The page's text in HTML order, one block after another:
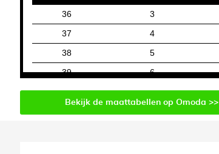
36 3
37 4
38 5
39 6
40 7
Bekijk de maattabellen op Omoda >>